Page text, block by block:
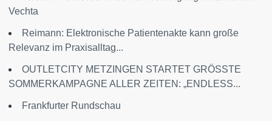
Vechta
Reimann: Elektronische Patientenakte kann große
Relevanz im Praxisalltag...
OUTLETCITY METZINGEN STARTET GRÖSSTE
SOMMERKAMPAGNE ALLER ZEITEN: „ENDLESS...
Frankfurter Rundschau